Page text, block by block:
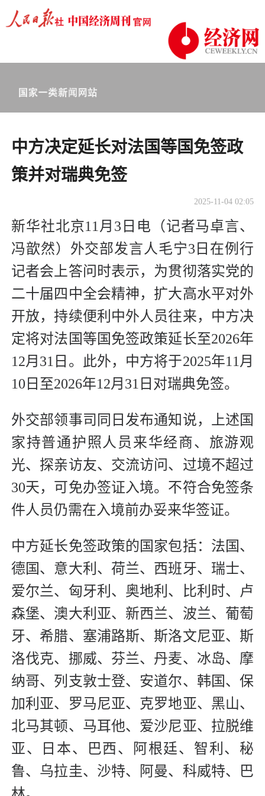
中方决定延长对法国等国免签政
策并对瑞典免签
2025-11-04 02:05
新华社北京11月3日电（记者马卓言、
冯歆然）外交部发言人毛宁3日在例行
记者会上答问时表示，为贯彻落实党的
二十届四中全会精神，扩大高水平对外
开放，持续便利中外人员往来，中方决
定将对法国等国免签政策延长至2026年
12月31日。此外，中方将于2025年11月
10日至2026年12月31日对瑞典免签。
外交部领事司同日发布通知说，上述国
家持普通护照人员来华经商、旅游观
光、探亲访友、交流访问、过境不超过
30天，可免办签证入境。不符合免签条
件人员仍需在入境前办妥来华签证。
中方延长免签政策的国家包括：法国、
德国、意大利、荷兰、西班牙、瑞士、
爱尔兰、匈牙利、奥地利、比利时、卢
森堡、澳大利亚、新西兰、波兰、葡萄
牙、希腊、塞浦路斯、斯洛文尼亚、斯
洛伐克、挪威、芬兰、丹麦、冰岛、摩
纳哥、列支敦士登、安道尔、韩国、保
加利亚、罗马尼亚、克罗地亚、黑山、
北马其顿、马耳他、爱沙尼亚、拉脱维
亚、日本、巴西、阿根廷、智利、秘
鲁、乌拉圭、沙特、阿曼、科威特、巴